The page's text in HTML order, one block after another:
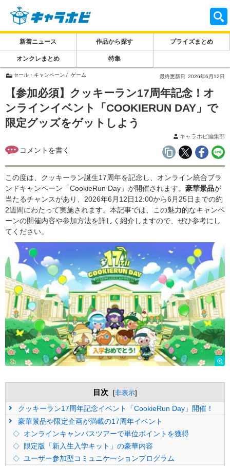
新着ニュース 作品から探す プライズまとめ
オンクレまとめ 特集
セール・キャンペーン ゲーム 最終更新日 2026年6月12日
【参加必須】クッキーラン17周年記念！オ
ンラインイベント「COOKIERUN DAY」で
限定グッズをゲットしよう
キャラホビ編集部
この度は、クッキーラン誕生17周年を記念し、オンライン統合ブラ
ンドキャンペーン「CookieRun Day」が開催されます。 豪華景品が
当たるチャンスがあり、2026年6月12日12:00から6月25日までの約
2週間にわたって実施されます。本記事では、この魅力的なキャンペ
ーンの開催内容や参加方法を詳しく紹介しますので、ぜひ参考にし
てください。
目次 [非表示]
クッキーラン17周年記念イベント「CookieRun Day」開催！
豪華景品や限定企画が満載の17周年イベント
オンラインキャンパスツアーで単位ポイントを獲得
限定版「新入生入学キット」の豪華内容
ユーザー参加型コミュニケーションプログラム